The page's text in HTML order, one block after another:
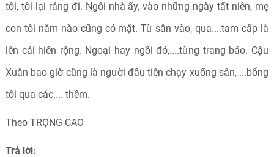
tôi, tôi lại ráng đi. Ngôi nhà ấy, vào những ngày tất niên, mẹ
con tôi năm nào cũng có mặt. Từ sân vào, qua....tam cấp là
lên cái hiên rộng. Ngoại hay ngồi đó,....từng trang báo. Cậu
Xuân bao giờ cũng là người đầu tiên chạy xuống sân, ...bổng
tôi qua các.... thềm.
Theo TRỌNG CAO
Trả lời: